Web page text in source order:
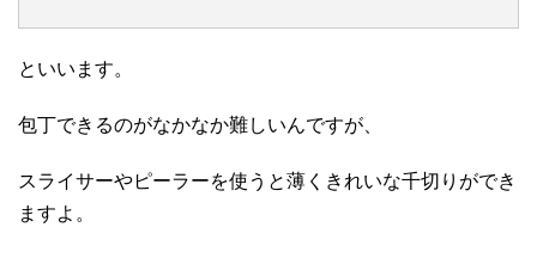
といいます。
包丁できるのがなかなか難しいんですが、
スライサーやピーラーを使うと薄くきれいな千切りができ
ますよ。